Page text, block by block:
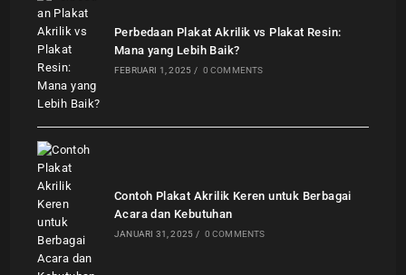
Perbedaan Plakat Akrilik vs Plakat Resin:
Mana yang Lebih Baik?
FEBRUARI 1, 2025 / 0 COMMENTS
Contoh Plakat Akrilik Keren untuk Berbagai
Acara dan Kebutuhan
JANUARI 31, 2025 / 0 COMMENTS